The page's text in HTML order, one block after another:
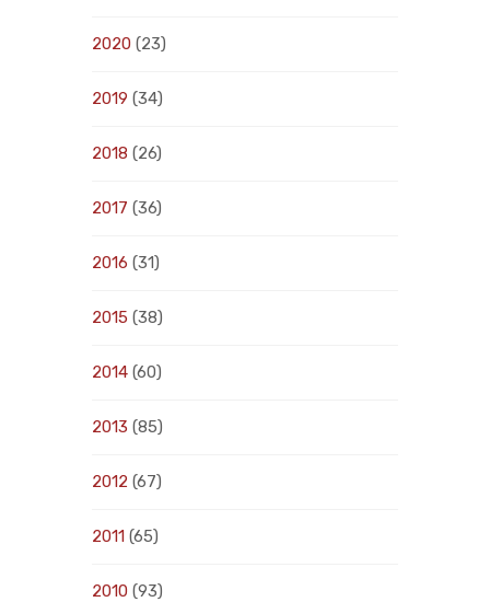
2020 (23)
2019 (34)
2018 (26)
2017 (36)
2016 (31)
2015 (38)
2014 (60)
2013 (85)
2012 (67)
2011 (65)
2010 (93)